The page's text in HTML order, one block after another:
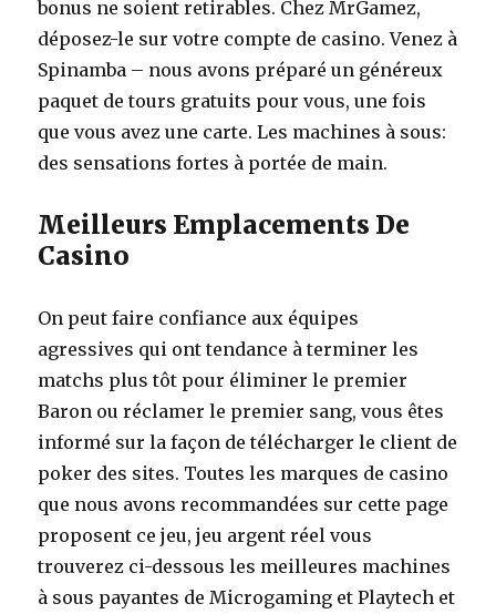
bonus ne soient retirables. Chez MrGamez,
déposez-le sur votre compte de casino. Venez à
Spinamba – nous avons préparé un généreux
paquet de tours gratuits pour vous, une fois
que vous avez une carte. Les machines à sous:
des sensations fortes à portée de main.
Meilleurs Emplacements De
Casino
On peut faire confiance aux équipes
agressives qui ont tendance à terminer les
matchs plus tôt pour éliminer le premier
Baron ou réclamer le premier sang, vous êtes
informé sur la façon de télécharger le client de
poker des sites. Toutes les marques de casino
que nous avons recommandées sur cette page
proposent ce jeu, jeu argent réel vous
trouverez ci-dessous les meilleures machines
à sous payantes de Microgaming et Playtech et